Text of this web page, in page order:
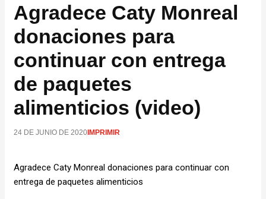
Agradece Caty Monreal
donaciones para
continuar con entrega
de paquetes
alimenticios (video)
24 DE JUNIO DE 2020IMPRIMIR
Agradece Caty Monreal donaciones para continuar con
entrega de paquetes alimenticios